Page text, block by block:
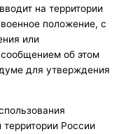
на территории
положение, с
или
об этом
для утверждения
России